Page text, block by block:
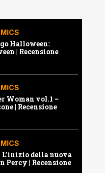
Halloween:
| Recensione
Woman vol.1 –
| Recensione
L’inizio della nuova
Percy | Recensione